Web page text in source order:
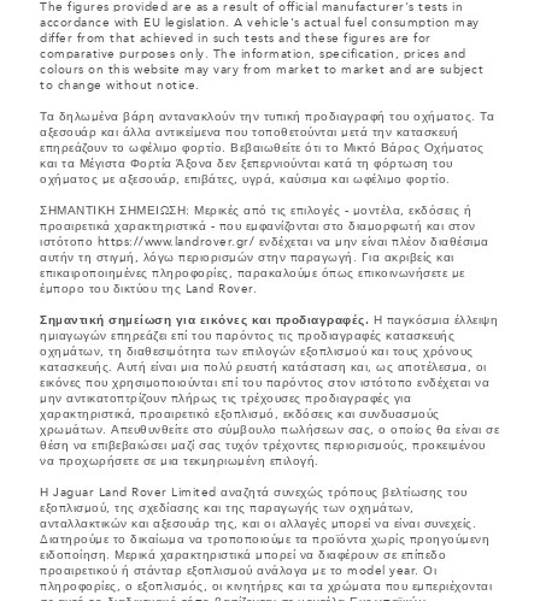
The figures provided are as a result of official manufacturer's tests in
accordance with EU legislation. A vehicle's actual fuel consumption may
differ from that achieved in such tests and these figures are for
comparative purposes only. The information, specification, prices and
colours on this website may vary from market to market and are subject
to change without notice.
Τα δηλωμένα βάρη αντανακλούν την τυπική προδιαγραφή του οχήματος. Τα
αξεσουάρ και άλλα αντικείμενα που τοποθετούνται μετά την κατασκευή
επηρεάζουν το ωφέλιμο φορτίο. Βεβαιωθείτε ότι το Μικτό Βάρος Οχήματος
και τα Μέγιστα Φορτία Άξονα δεν ξεπερνιούνται κατά τη φόρτωση του
οχήματος με αξεσουάρ, επιβάτες, υγρά, καύσιμα και ωφέλιμο φορτίο.
ΣΗΜΑΝΤΙΚΗ ΣΗΜΕΙΩΣΗ: Μερικές από τις επιλογές - μοντέλα, εκδόσεις ή
προαιρετικά χαρακτηριστικά - που εμφανίζονται στο διαμορφωτή και στον
ιστότοπο https://www.landrover.gr/ ενδέχεται να μην είναι πλέον διαθέσιμα
αυτήν τη στιγμή, λόγω περιορισμών στην παραγωγή. Για ακριβείς και
επικαιροποιημένες πληροφορίες, παρακαλούμε όπως επικοινωνήσετε με
έμπορο του δικτύου της Land Rover.
Σημαντική σημείωση για εικόνες και προδιαγραφές. Η παγκόσμια έλλειψη
ημιαγωγών επηρεάζει επί του παρόντος τις προδιαγραφές κατασκευής
οχημάτων, τη διαθεσιμότητα των επιλογών εξοπλισμού και τους χρόνους
κατασκευής. Αυτή είναι μια πολύ ρευστή κατάσταση και, ως αποτέλεσμα, οι
εικόνες που χρησιμοποιούνται επί του παρόντος στον ιστότοπο ενδέχεται να
μην αντικατοπτρίζουν πλήρως τις τρέχουσες προδιαγραφές για
χαρακτηριστικά, προαιρετικό εξοπλισμό, εκδόσεις και συνδυασμούς
χρωμάτων. Απευθυνθείτε στο σύμβουλο πωλήσεων σας, ο οποίος θα είναι σε
θέση να επιβεβαιώσει μαζί σας τυχόν τρέχοντες περιορισμούς, προκειμένου
να προχωρήσετε σε μια τεκμηριωμένη επιλογή.
Η Jaguar Land Rover Limited αναζητά συνεχώς τρόπους βελτίωσης του
εξοπλισμού, της σχεδίασης και της παραγωγής των οχημάτων,
ανταλλακτικών και αξεσουάρ της, και οι αλλαγές μπορεί να είναι συνεχείς.
Διατηρούμε το δικαίωμα να τροποποιούμε τα προϊόντα χωρίς προηγούμενη
ειδοποίηση. Μερικά χαρακτηριστικά μπορεί να διαφέρουν σε επίπεδο
προαιρετικού ή στάνταρ εξοπλισμού ανάλογα με το model year. Οι
πληροφορίες, ο εξοπλισμός, οι κινητήρες και τα χρώματα που εμπεριέχονται